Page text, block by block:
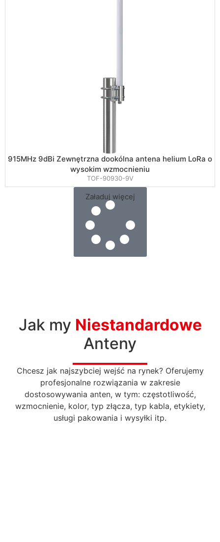
915MHz 9dBi Zewnętrzna dookólna antena helium LoRa o
wysokim wzmocnieniu
TOF-90930-9V
Załaduj więcej
Jak my Niestandardowe
Anteny
Chcesz jak najszybciej wejść na rynek? Oferujemy
profesjonalne rozwiązania w zakresie
dostosowywania anten, w tym: częstotliwość,
wzmocnienie, kolor, typ złącza, typ kabla, etykiety,
usługi pakowania i wysyłki itp.